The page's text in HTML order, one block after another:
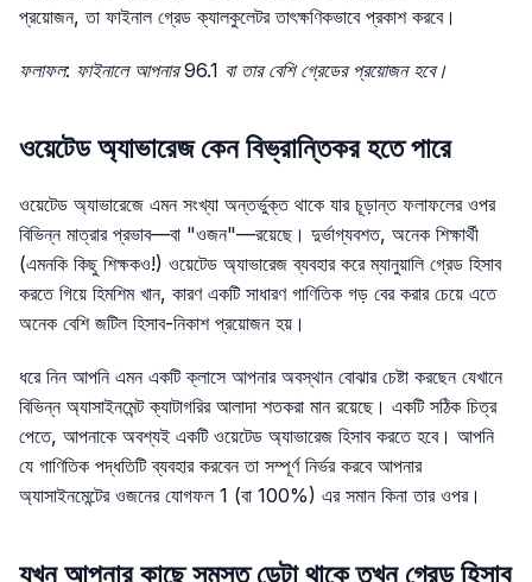
প্রয়োজন, তা ফাইনাল গ্রেড ক্যালকুলেটর তাৎক্ষণিকভাবে প্রকাশ করবে।
ফলাফল: ফাইনালে আপনার 96.1 বা তার বেশি গ্রেডের প্রয়োজন হবে।
ওয়েটেড অ্যাভারেজ কেন বিভ্রান্তিকর হতে পারে
ওয়েটেড অ্যাভারেজে এমন সংখ্যা অন্তর্ভুক্ত থাকে যার চূড়ান্ত ফলাফলের ওপর
বিভিন্ন মাত্রার প্রভাব—বা "ওজন"—রয়েছে। দুর্ভাগ্যবশত, অনেক শিক্ষার্থী
(এমনকি কিছু শিক্ষকও!) ওয়েটেড অ্যাভারেজ ব্যবহার করে ম্যানুয়ালি গ্রেড হিসাব
করতে গিয়ে হিমশিম খান, কারণ একটি সাধারণ গাণিতিক গড় বের করার চেয়ে এতে
অনেক বেশি জটিল হিসাব-নিকাশ প্রয়োজন হয়।
ধরে নিন আপনি এমন একটি ক্লাসে আপনার অবস্থান বোঝার চেষ্টা করছেন যেখানে
বিভিন্ন অ্যাসাইনমেন্ট ক্যাটাগরির আলাদা শতকরা মান রয়েছে। একটি সঠিক চিত্র
পেতে, আপনাকে অবশ্যই একটি ওয়েটেড অ্যাভারেজ হিসাব করতে হবে। আপনি
যে গাণিতিক পদ্ধতিটি ব্যবহার করবেন তা সম্পূর্ণ নির্ভর করবে আপনার
অ্যাসাইনমেন্টের ওজনের যোগফল 1 (বা 100%) এর সমান কিনা তার ওপর।
যখন আপনার কাছে সমস্ত ডেটা থাকে তখন গ্রেড হিসাব